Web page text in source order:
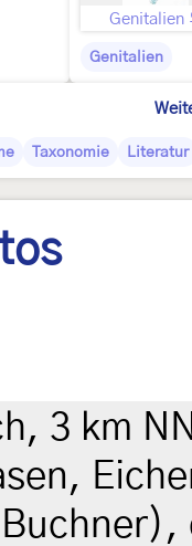
Genitalien
Genitalien
Taxonomie Literatur
3 km